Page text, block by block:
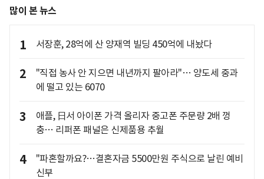
많이 본 뉴스
1 서장훈, 28억에 산 양재역 빌딩 450억에 내놨다
2
"직접 농사 안 지으면 내년까지 팔아라"… 양도세 중과
에 떨고 있는 6070
3
애플, 日서 아이폰 가격 올리자 중고폰 주문량 2배 껑
충… 리퍼폰 패널은 신제품용 추월
4
"파혼할까요?…결혼자금 5500만원 주식으로 날린 예비
신부